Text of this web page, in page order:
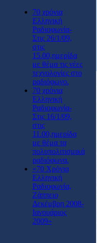
70 χρόνια
Ελληνική
Ραδιοφωνία-
Στις 26/1/09,
στις
15.00,ημερίδα
με θέμα τις νέες
τεχνολογίες στο
ραδιόφωνο.
70 χρόνια
Ελληνική
Ραδιοφωνία-
Στις 16/1/09,
στις
11.00,ημερίδα
με θέμα τα
πολυπολιτισμικά
ραδιόφωνα.
«70 Χρόνια
Ελληνική
Ραδιοφωνία,
Ζάππειο
Δεκέμβρη 2008-
Ιανουάριος
2009»